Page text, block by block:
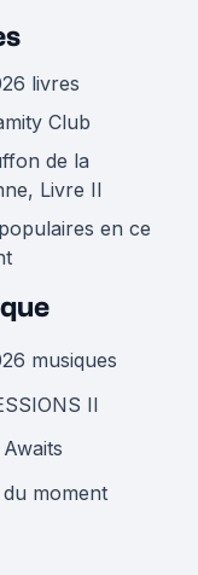
livres
Club
de la
Livre II
en ce
musiques
II
moment